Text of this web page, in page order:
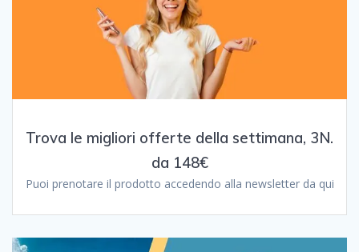
Trova le migliori offerte della settimana, 3N.
da 148€
Puoi prenotare il prodotto accedendo alla newsletter da qui